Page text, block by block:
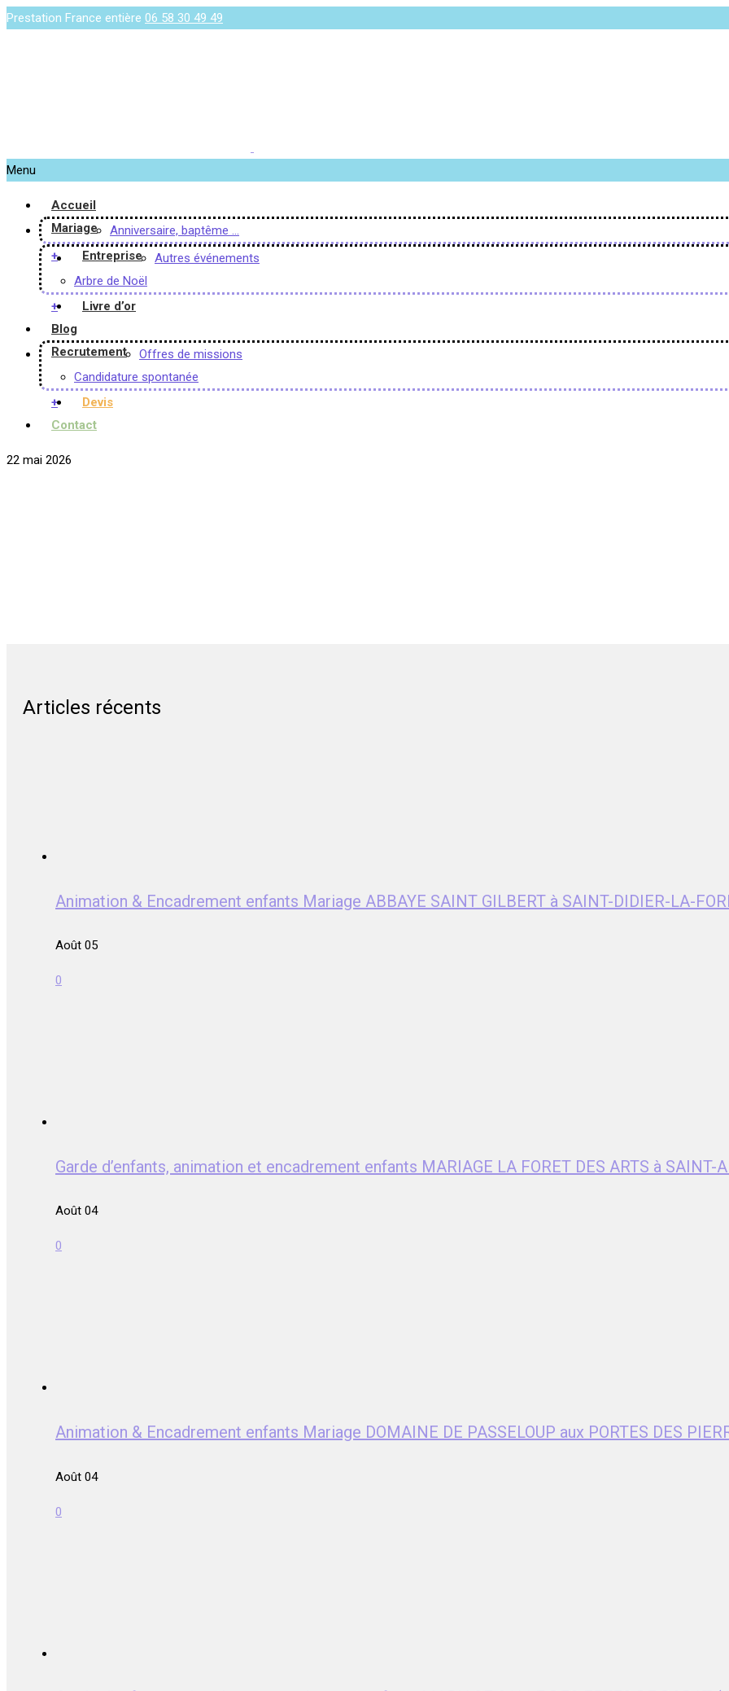
Prestation France entière 06 58 30 49 49
Menu
Accueil
Mariage
Anniversaire, baptême …
+
Entreprise
Autres événements
Arbre de Noël
+
Livre d’or
Blog
Recrutement
Offres de missions
Candidature spontanée
+
Devis
Contact
22 mai 2026
Articles récents
Animation & Encadrement enfants Mariage ABBAYE SAINT GILBERT à SAINT-DIDIER-LA-
Août 05
0
Garde d’enfants, animation et encadrement enfants MARIAGE LA FORET DES ARTS à SAINT-
Août 04
0
Animation & Encadrement enfants Mariage DOMAINE DE PASSELOUP aux PORTES DES
Août 04
0